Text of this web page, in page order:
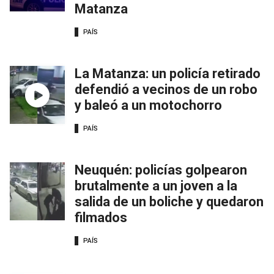
Matanza
PAÍS
La Matanza: un policía retirado
defendió a vecinos de un robo
y baleó a un motochorro
PAÍS
Neuquén: policías golpearon
brutalmente a un joven a la
salida de un boliche y quedaron
filmados
PAÍS